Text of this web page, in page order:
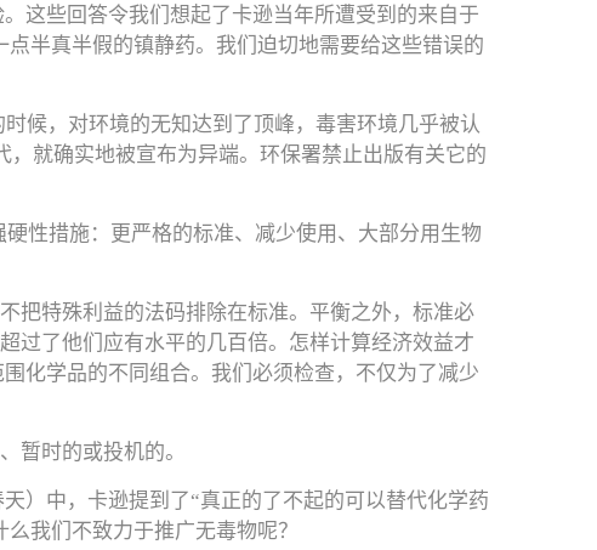
这些回答令我们想起了卡逊当年所遭受到的来自于
半真半假的镇静药。我们迫切地需要给这些错误的
候，对环境的无知达到了顶峰，毒害环境几乎被认
就确实地被宣布为异端。环保署禁止出版有关它的
性措施：更严格的标准、减少使用、大部分用生物
把特殊利益的法码排除在标准。平衡之外，标准必
过了他们应有水平的几百倍。怎样计算经济效益才
化学品的不同组合。我们必须检查，不仅为了减少
暂时的或投机的。
）中，卡逊提到了“真正的了不起的可以替代化学药
我们不致力于推广无毒物呢？